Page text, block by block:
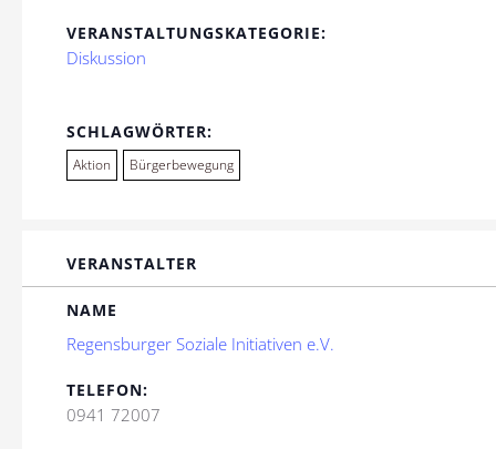
VERANSTALTUNGSKATEGORIE:
Diskussion
SCHLAGWÖRTER:
Aktion Bürgerbewegung
VERANSTALTER
NAME
Regensburger Soziale Initiativen e.V.
TELEFON:
0941 72007